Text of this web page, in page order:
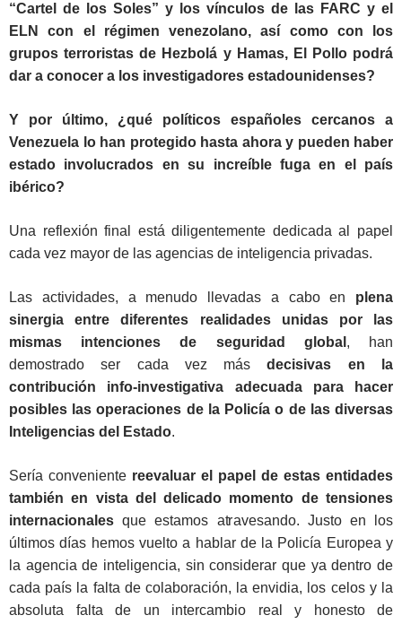
“Cartel de los Soles” y los vínculos de las FARC y el
ELN con el régimen venezolano, así como con los
grupos terroristas de Hezbolá y Hamas, El Pollo podrá
dar a conocer a los investigadores estadounidenses?
Y por último, ¿qué políticos españoles cercanos a
Venezuela lo han protegido hasta ahora y pueden haber
estado involucrados en su increíble fuga en el país
ibérico?
Una reflexión final está diligentemente dedicada al papel
cada vez mayor de las agencias de inteligencia privadas.
Las actividades, a menudo llevadas a cabo en plena
sinergia entre diferentes realidades unidas por las
mismas intenciones de seguridad global , han
demostrado ser cada vez másdecisivas en la
contribución info-investigativa adecuada para hacer
posibles las operaciones de la Policía o de las diversas
Inteligencias del Estado.
Sería conveniente reevaluar el papel de estas entidades
también en vista del delicado momento de tensiones
internacionales que estamos atravesando. Justo en los
últimos días hemos vuelto a hablar de la Policía Europea y
la agencia de inteligencia, sin considerar que ya dentro de
cada país la falta de colaboración, la envidia, los celos y la
absoluta falta de un intercambio real y honesto de